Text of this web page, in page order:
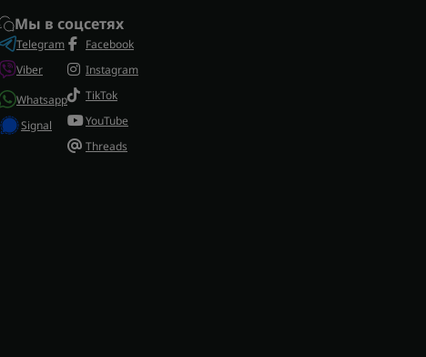
Мы в соцсетях
Telegram
Viber
Whatsapp
Signal
Facebook
Instagram
TikTok
YouTube
Threads